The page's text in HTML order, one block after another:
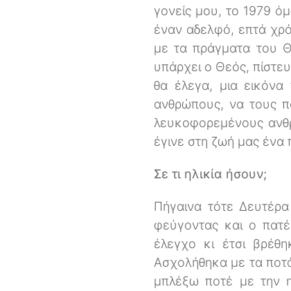
γονείς μου, το 1979
έναν αδελφό, επτά
με τα πράγματα του
υπάρχει ο Θεός,
θα έλεγα, μια εικόνα
ανθρώπους, να τους
λευκοφορεμένους
έγινε στη ζωή μας
Σε τι ηλικία ήσουν;
Πήγαινα τότε
φεύγοντας και ο
έλεγχο κι έτσι
Ασχολήθηκα με τα
μπλέξω ποτέ με την